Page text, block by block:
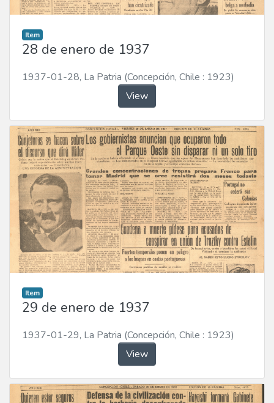
Item
28 de enero de 1937
1937-01-28, La Patria (Concepción, Chile : 1923)
View
Item
29 de enero de 1937
1937-01-29, La Patria (Concepción, Chile : 1923)
View